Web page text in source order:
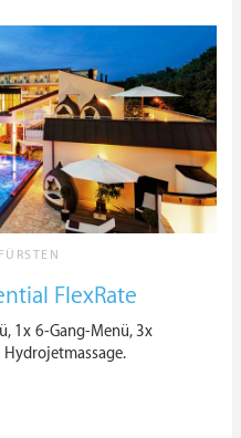
FlexRate
1x 6-Gang-Menü, 3x